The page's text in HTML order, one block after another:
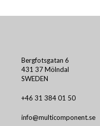
Bergfotsgatan 6
431 37 Mölndal
SWEDEN
+46 31 384 01 50
info@multicomponent.se